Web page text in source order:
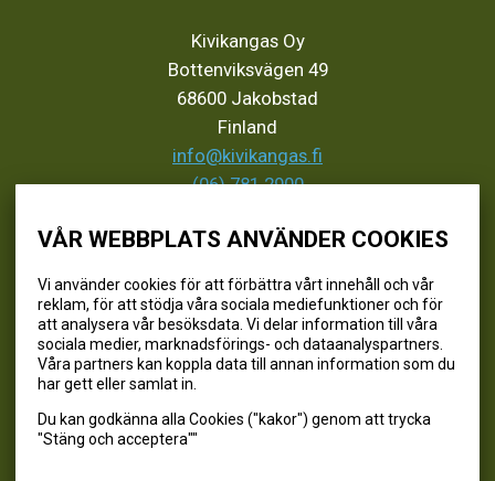
VÅR WEBBPLATS ANVÄNDER COOKIES
Vi använder cookies för att förbättra vårt innehåll och vår
reklam, för att stödja våra sociala mediefunktioner och för
att analysera vår besöksdata. Vi delar information till våra
sociala medier, marknadsförings- och dataanalyspartners.
Våra partners kan koppla data till annan information som du
har gett eller samlat in.
Du kan godkänna alla Cookies ("kakor") genom att trycka
"Stäng och acceptera""
Kivikangas Oy
Bottenviksvägen 49
68600 Jakobstad
Finland
info@kivikangas.fi
(06) 781 2900
SEURAA MEITÄ
@kivikangaskalastus
@kivikangaskasvihuoneet
@kivikangas_kalastus
@kivikangaskasvihuoneet